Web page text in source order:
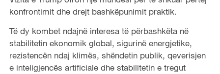
konfrontimit dhe drejt bashkëpunimit praktik.
Të dy kombet ndajnë interesa të përbashkëta në
stabilitetin ekonomik global, sigurinë energjetike,
rezistencën ndaj klimës, shëndetin publik, qeverisjen
e inteligjencës artificiale dhe stabilitetin e tregut